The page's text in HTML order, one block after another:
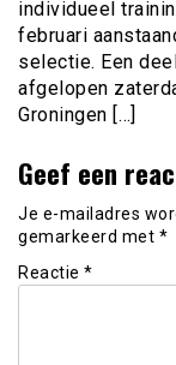
individueel
februari
selectie. Een
afgelopen
Groningen […]
Geef een
Je e-mailadres
gemarkeerd met *
Reactie *